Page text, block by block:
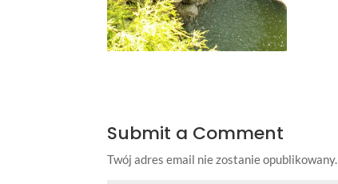
Submit a Comment
Twój adres email nie zostanie opublikowany.